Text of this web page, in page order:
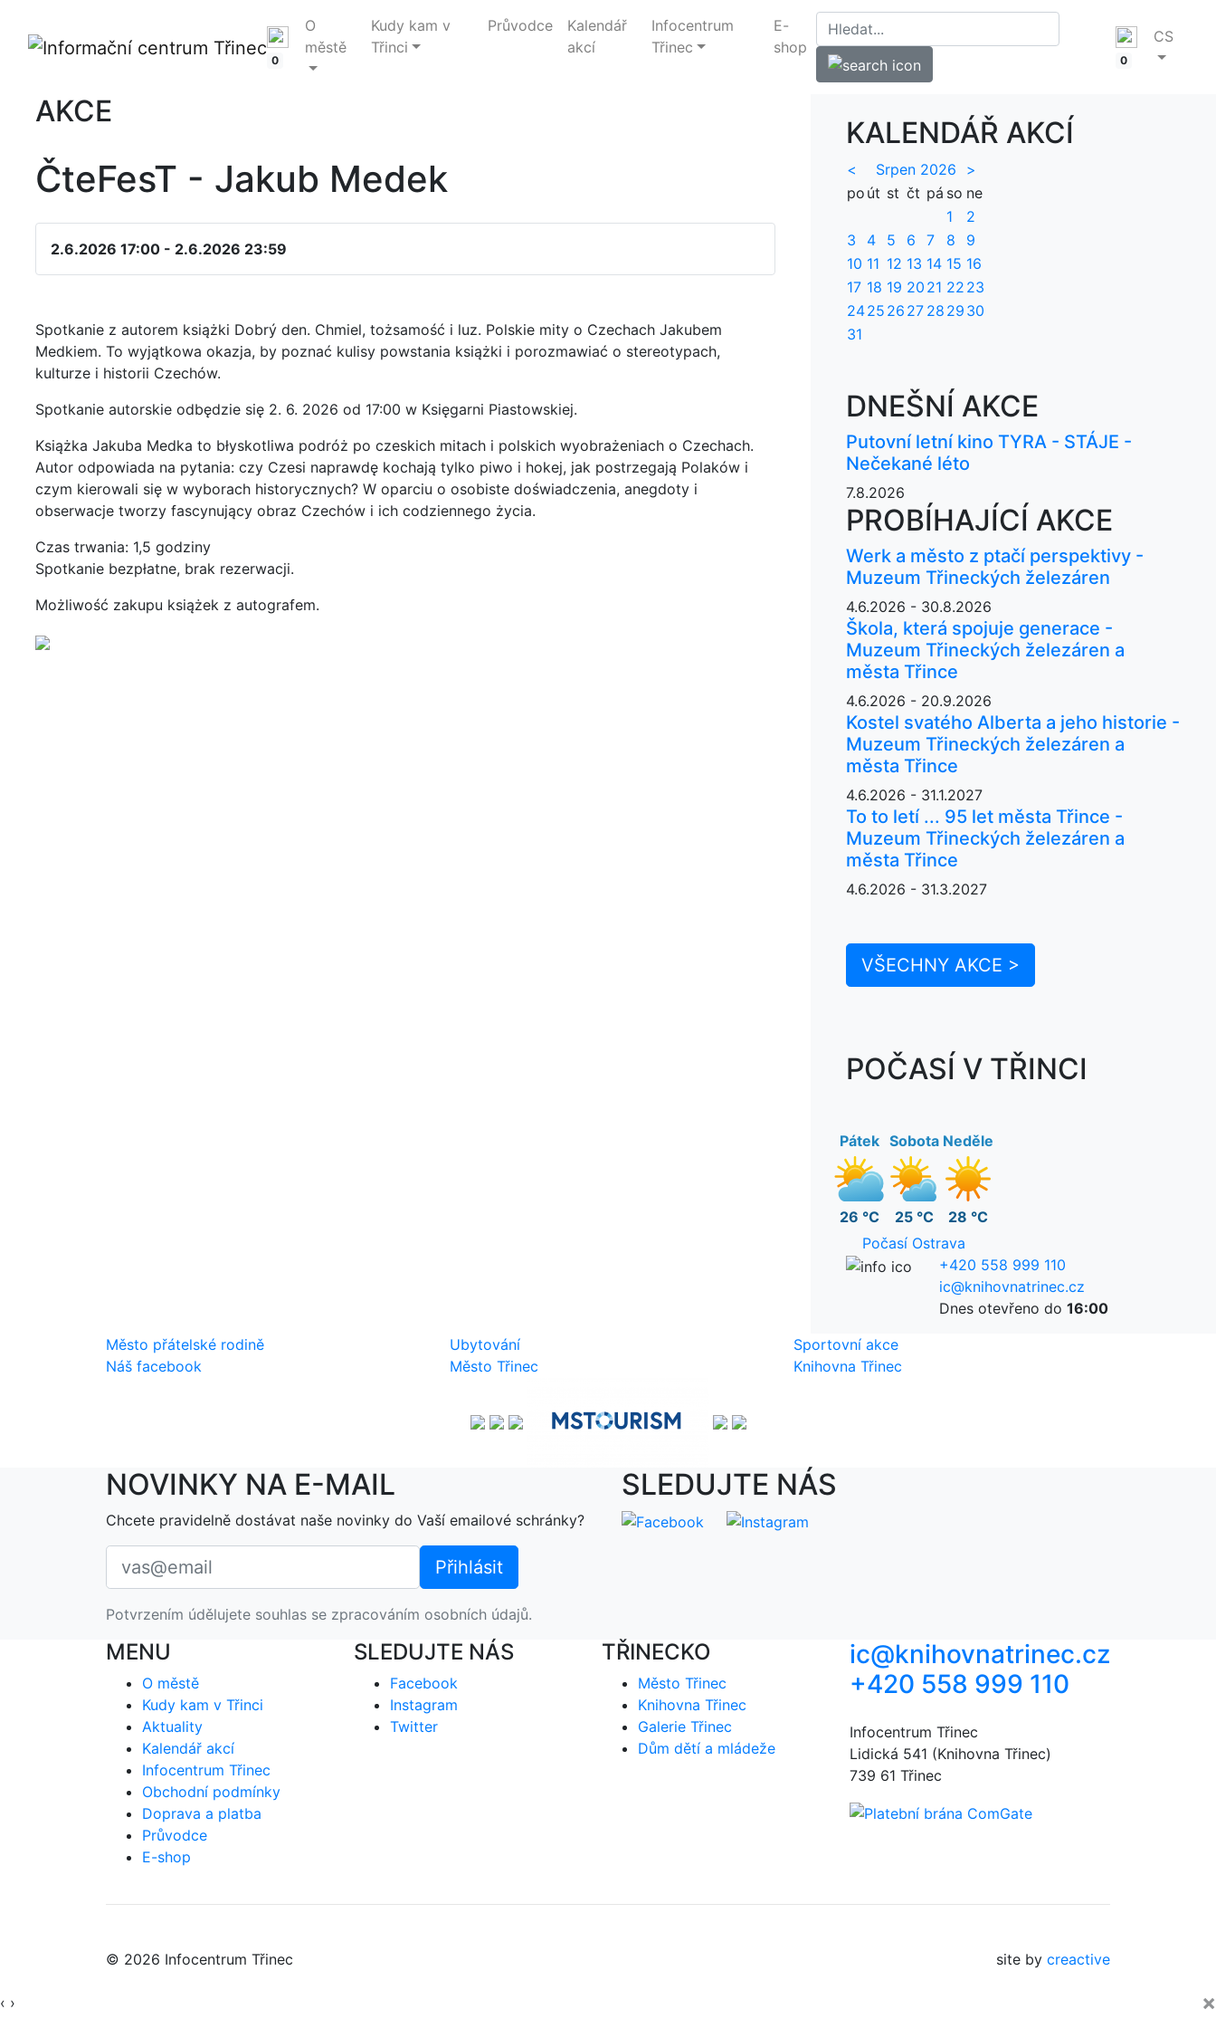
0
O
městě
Kudy kam v
Třinci
Průvodce
Kalendář
akcí
Infocentrum
Třinec
E-
shop
0
CS
AKCE
ČteFesT - Jakub Medek
2.6.2026 17:00 - 2.6.2026 23:59
Spotkanie z autorem książki Dobrý den. Chmiel, tożsamość i luz. Polskie mity o Czechach Jakubem
Medkiem. To wyjątkowa okazja, by poznać kulisy powstania książki i porozmawiać o stereotypach,
kulturze i historii Czechów.
Spotkanie autorskie odbędzie się 2. 6. 2026 od 17:00 w Księgarni Piastowskiej.
Książka Jakuba Medka to błyskotliwa podróż po czeskich mitach i polskich wyobrażeniach o Czechach.
Autor odpowiada na pytania: czy Czesi naprawdę kochają tylko piwo i hokej, jak postrzegają Polaków i
czym kierowali się w wyborach historycznych? W oparciu o osobiste doświadczenia, anegdoty i
obserwacje tworzy fascynujący obraz Czechów i ich codziennego życia.
Czas trwania: 1,5 godziny
Spotkanie bezpłatne, brak rezerwacji.
Możliwość zakupu książek z autografem.
KALENDÁŘ AKCÍ
< Srpen 2026
>
po út st čt pá so ne
1
2
3
4 5 6 7 8
9
10 11 12 13 14 15 16
17 18 19 20 21 22 23
2425 26 27 28 29 30
31
DNEŠNÍ AKCE
Putovní letní kino TYRA - STÁJE -
Nečekané léto
7.8.2026
PROBÍHAJÍCÍ AKCE
Werk a město z ptačí perspektivy -
Muzeum Třineckých železáren
4.6.2026 - 30.8.2026
Škola, která spojuje generace -
Muzeum Třineckých železáren a
města Třince
4.6.2026 - 20.9.2026
Kostel svatého Alberta a jeho historie -
Muzeum Třineckých železáren a
města Třince
4.6.2026 - 31.1.2027
To to letí ... 95 let města Třince -
Muzeum Třineckých železáren a
města Třince
4.6.2026 - 31.3.2027
VŠECHNY AKCE >
POČASÍ V TŘINCI
Pátek
26 °C
Sobota
25 °C
Neděle
28 °C
Počasí Ostrava
+420 558 999 110
ic@knihovnatrinec.cz
Dnes otevřeno do 16:00
Město přátelské rodině
Ubytování
Sportovní akce
Náš facebook
Město Třinec Knihovna Třinec
NOVINKY NA E-MAIL
Chcete pravidelně dostávat naše novinky do Vaší emailové schránky?
Potvrzením údělujete souhlas se zpracováním osobních údajů.
SLEDUJTE NÁS
MENU
O městě
Kudy kam v Třinci
Aktuality
Kalendář akcí
Infocentrum Třinec
Obchodní podmínky
Doprava a platba
Průvodce
E-shop
SLEDUJTE NÁS
Facebook
Instagram
Twitter
TŘINECKO
Město Třinec
Knihovna Třinec
Galerie Třinec
Dům dětí a mládeže
ic@knihovnatrinec.cz
+420 558 999 110
Infocentrum Třinec
Lidická 541 (Knihovna Třinec)
739 61 Třinec
© 2026 Infocentrum Třinec site by creactive
‹ › ×